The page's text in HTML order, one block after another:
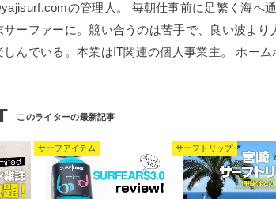
の管理人。 毎朝仕事前に足繁く海へ
サーファーに。競い合うのは苦手で、良い波より
しんでいる。本業はIT関連の個人事業主。 ホーム
サーフアイテム サーフトリップ